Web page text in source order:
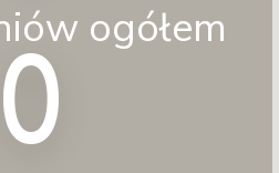
ogółem
0